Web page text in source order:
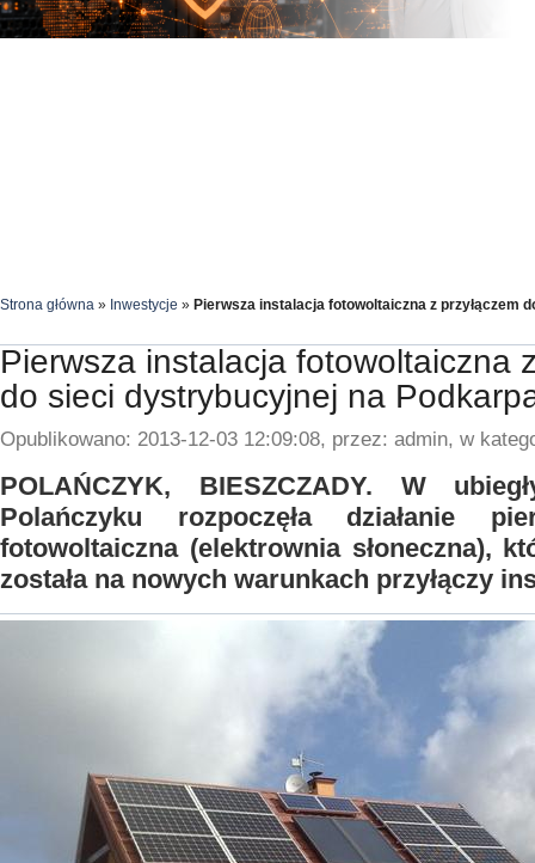
Strona główna » Inwestycje » Pierwsza instalacja fotowoltaiczna z przyłączem
Pierwsza instalacja fotowoltaiczna
do sieci dystrybucyjnej na
Opublikowano: 2013-12-03 12:09:08, przez: admin, w
POLAŃCZYK, BIESZCZADY. W
Polańczyku rozpoczęła działanie
fotowoltaiczna (elektrownia słoneczna),
została na nowych warunkach przyłączy